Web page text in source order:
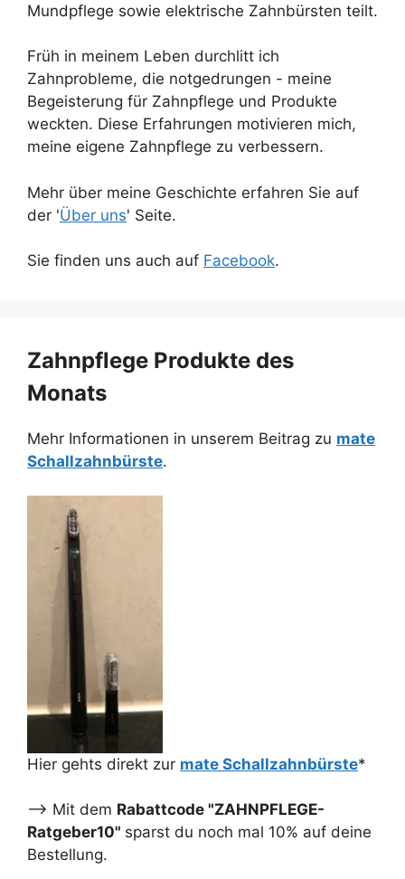
Mundpflege sowie elektrische Zahnbürsten teilt.
Früh in meinem Leben durchlitt ich
Zahnprobleme, die notgedrungen - meine
Begeisterung für Zahnpflege und Produkte
weckten. Diese Erfahrungen motivieren mich,
meine eigene Zahnpflege zu verbessern.
Mehr über meine Geschichte erfahren Sie auf
der 'Über uns' Seite.
Sie finden uns auch auf Facebook.
Zahnpflege Produkte des
Monats
Mehr Informationen in unserem Beitrag zu mate
Schallzahnbürste.
Hier gehts direkt zur mate Schallzahnbürste*
--> Mit dem Rabattcode "ZAHNPFLEGE-
Ratgeber10" sparst du noch mal 10% auf deine
Bestellung.